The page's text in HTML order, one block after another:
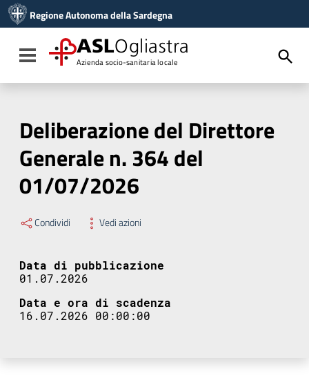
Vai al menu di navigazione
Vai al footer
Regione Autonoma della Sardegna
Toggle navigation
ASLOgliastra
Azienda socio-sanitaria locale
Deliberazione del Direttore
Generale n. 364 del
01/07/2026
Condividi Vedi azioni
Data di pubblicazione
01.07.2026
Data e ora di scadenza
16.07.2026 00:00:00